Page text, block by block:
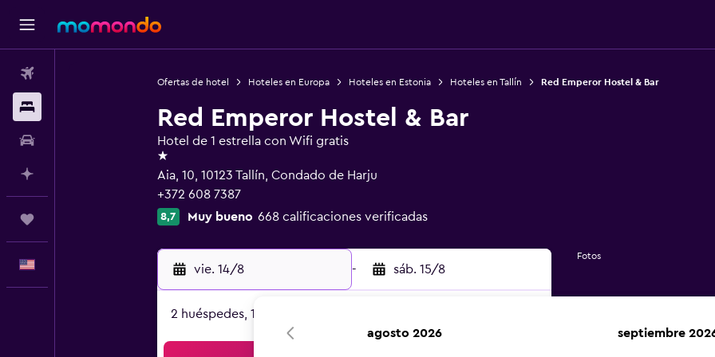
Ofertas de hotel Hoteles en Europa Hoteles en Estonia Hoteles en Tallín Red Emperor Hostel & Bar
Red Emperor Hostel & Bar
Hotel de 1 estrella con Wifi gratis
1 estrella
Aia, 10, 10123 Tallín, Condado de Harju
+372 608 7387
8,7 Muy bueno 668 calificaciones verificadas
vie. 14/8 - sáb. 15/8
2 huéspedes, 1 habitación
Fotos
agosto 2026 septiembre